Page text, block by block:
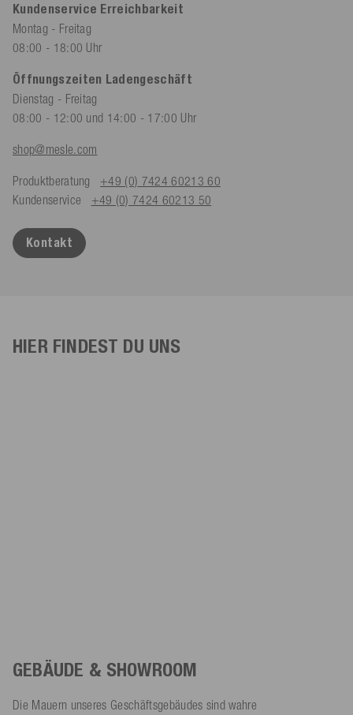
Kundenservice Erreichbarkeit
Montag - Freitag
08:00 - 18:00 Uhr
Öffnungszeiten Ladengeschäft
Dienstag - Freitag
08:00 - 12:00 und 14:00 - 17:00 Uhr
shop@mesle.com
Produktberatung
+49 (0) 7424 60213 60
Kundenservice
+49 (0) 7424 60213 50
Kontakt
HIER FINDEST DU UNS
GEBÄUDE & SHOWROOM
Die Mauern unseres Geschäftsgebäudes sind wahre